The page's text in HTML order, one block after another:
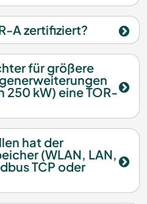
A zertifiziert?
für größere
250 kW) eine TOR-
hat der
(WLAN, LAN,
TCP oder